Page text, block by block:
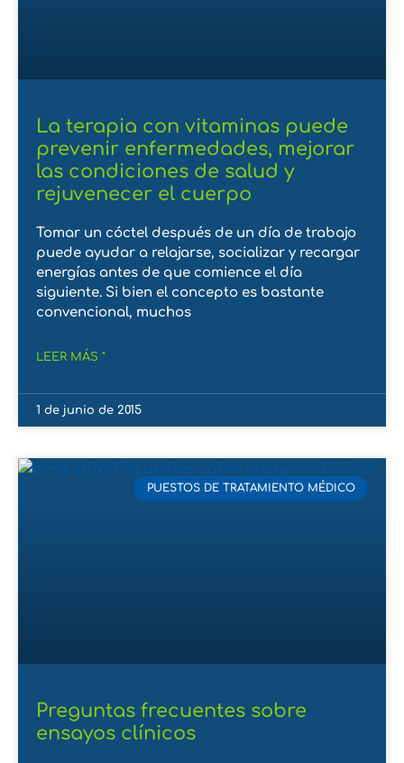
La terapia con vitaminas puede
prevenir enfermedades, mejorar
las condiciones de salud y
rejuvenecer el cuerpo
Tomar un cóctel después de un día de trabajo
puede ayudar a relajarse, socializar y recargar
energías antes de que comience el día
siguiente. Si bien el concepto es bastante
convencional, muchos
LEER MÁS "
1 de junio de 2015
PUESTOS DE TRATAMIENTO MÉDICO
Preguntas frecuentes sobre
ensayos clínicos